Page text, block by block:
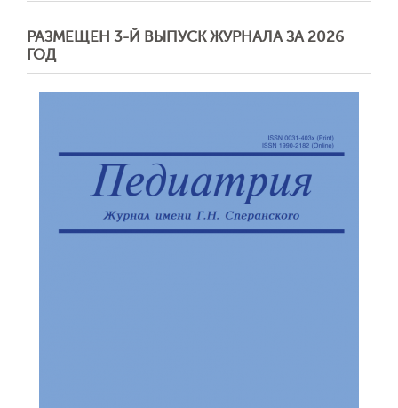
РАЗМЕЩЕН 3-Й ВЫПУСК ЖУРНАЛА ЗА 2026
ГОД